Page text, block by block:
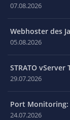
07.08.2026
Webhoster des
05.08.2026
STRATO vServer
29.07.2026
Port Monitoring:
24.07.2026